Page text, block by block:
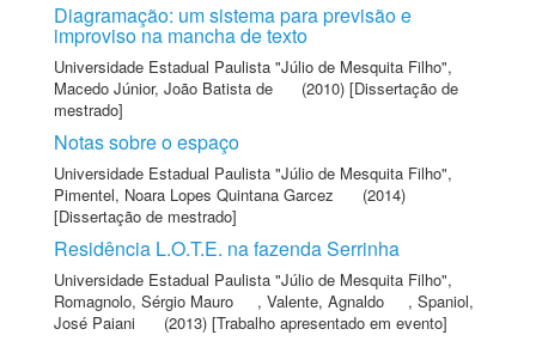
Diagramação: um sistema para previsão e
improviso na mancha de texto
Universidade Estadual Paulista "Júlio de Mesquita Filho",
Macedo Júnior, João Batista de
(2010) [Dissertação de
mestrado]
Notas sobre o espaço
Universidade Estadual Paulista "Júlio de Mesquita Filho",
Pimentel, Noara Lopes Quintana Garcez
(2014)
[Dissertação de mestrado]
Residência L.O.T.E. na fazenda Serrinha
Universidade Estadual Paulista "Júlio de Mesquita Filho",
Romagnolo, Sérgio Mauro
, Valente, Agnaldo , Spaniol,
José Paiani
(2013) [Trabalho apresentado em evento]